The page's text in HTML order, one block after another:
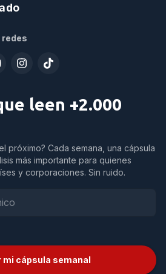
redes
leen +2.000
próximo? Cada semana, una cápsula
más importante para quienes
y corporaciones. Sin ruido.
mi cápsula semanal